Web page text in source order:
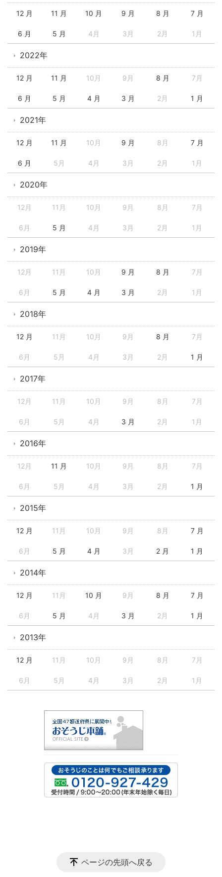
12 月 11 月 10 月 9 月 8 月 7 月
6 月 5 月 4月 3月 2月 1月
2022年
12 月 11 月 10月 9月 8 月 7月
6 月 5 月 4 月 3 月 2月 1 月
2021年
12 月 11 月 10月 9 月 8月 7 月
6 月 5月 4月 3月 2月 1月
2020年
12月 11月 10月 9月 8月 7月
6月 5 月 4月 3月 2月 1月
2019年
12月 11月 10月 9 月 8 月 7月
6月 5 月 4 月 3 月 2月 1月
2018年
12 月 11月 10月 9月 8 月 7月
6月 5月 4月 3月 2月 1 月
2017年
12月 11月 10月 9月 8月 7月
6月 5月 4月 3 月 2月 1月
2016年
12月 11 月 10月 9月 8月 7月
6月 5月 4月 3月 2月 1 月
2015年
12 月 11月 10月 9月 8月 7 月
6月 5 月 4 月 3月 2 月 1 月
2014年
12 月 11月 10 月 9月 8 月 7 月
6月 5 月 4月 3 月 2月 1 月
2013年
12 月 11月 10月 9月 8月 7月
6月 5月 4月 3月 2月 1月
ページの先頭へ戻る